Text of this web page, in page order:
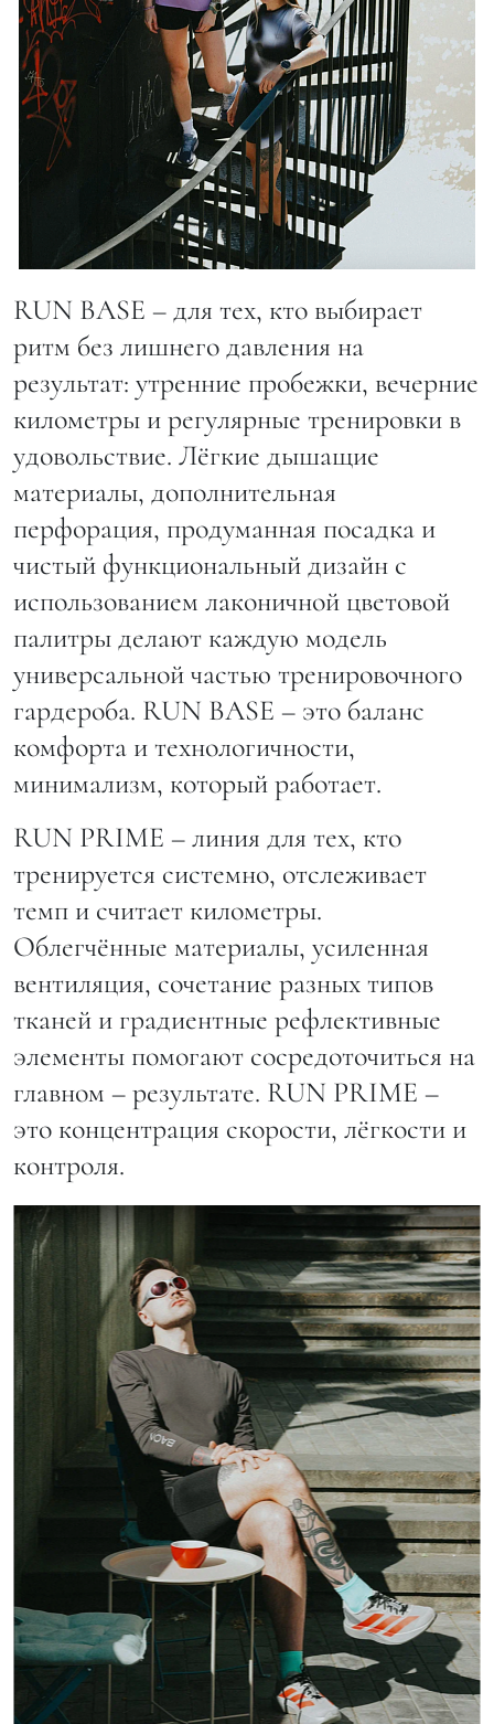
RUN BASE – для тех, кто выбирает
ритм без лишнего давления на
результат: утренние пробежки, вечерние
километры и регулярные тренировки в
удовольствие. Лёгкие дышащие
материалы, дополнительная
перфорация, продуманная посадка и
чистый функциональный дизайн с
использованием лаконичной цветовой
палитры делают каждую модель
универсальной частью тренировочного
гардероба. RUN BASE – это баланс
комфорта и технологичности,
минимализм, который работает.
RUN PRIME – линия для тех, кто
тренируется системно, отслеживает
темп и считает километры.
Облегчённые материалы, усиленная
вентиляция, сочетание разных типов
тканей и градиентные рефлективные
элементы помогают сосредоточиться на
главном – результате. RUN PRIME –
это концентрация скорости, лёгкости и
контроля.